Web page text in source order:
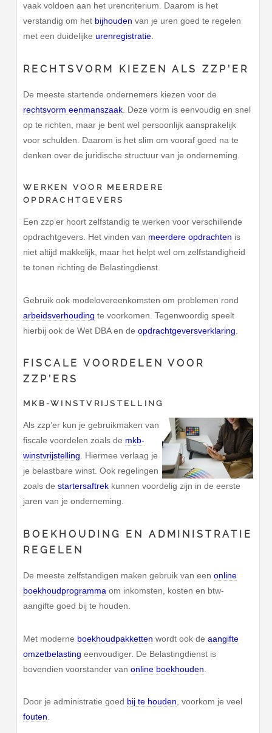
vaak voldoen aan het urencriterium. Daarom is het
verstandig om het bijhouden van je uren goed te regelen
met een duidelijkeurenregistratie.
RECHTSVORM KIEZEN ALS ZZP’ER
De meeste startende ondernemers kiezen voor de
rechtsvorm eenmanszaak . Deze vorm is eenvoudig en snel
op te richten, maar je bent wel persoonlijk aansprakelijk
voor schulden. Daarom is het slim om vooraf goed na te
denken over de juridische structuur van je onderneming.
WERKEN VOOR MEERDERE
OPDRACHTGEVERS
Een zzp’er hoort zelfstandig te werken voor verschillende
opdrachtgevers. Het vinden van meerdere opdrachten is
niet altijd makkelijk, maar het helpt wel om zelfstandigheid
te tonen richting de Belastingdienst.
Gebruik ook modelovereenkomsten om problemen rond
arbeidsverhouding te voorkomen. Tegenwoordig speelt
hierbij ook de Wet DBA en deopdrachtgeversverklaring
FISCALE VOORDELEN VOOR
ZZP’ERS
MKB-WINSTVRIJSTELLING
Als zzp’er kun je gebruikmaken van
fiscale voordelen zoals de mkb-
winstvrijstelling. Hiermee verlaag je
je belastbare winst. Ook regelingen
zoals destartersaftrek kunnen voordelig zijn in de eerste
jaren van je onderneming.
BOEKHOUDING EN ADMINISTRATIE
REGELEN
De meeste zelfstandigen maken gebruik van eenonline
boekhoudprogramma om inkomsten, kosten en btw-
aangifte goed bij te houden.
Met moderne boekhoudpakketten wordt ook deaangifte
omzetbelasting eenvoudiger. De Belastingdienst is
bovendien voorstander vanonline boekhouden
Door je administratie goed bij te houden, voorkom je veel
fouten.